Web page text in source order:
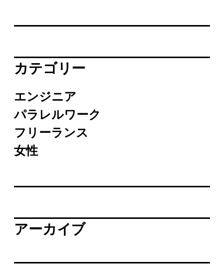
カテゴリー
エンジニア
パラレルワーク
フリーランス
女性
アーカイブ